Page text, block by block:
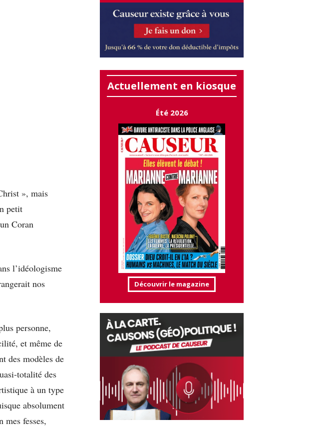
», mais
petit
Coran
l’idéologisme
nos
personne,
et même de
des modèles de
totalité des
à un type
absolument
fesses,
Actuellement en kiosque
Été 2026
Découvrir le magazine